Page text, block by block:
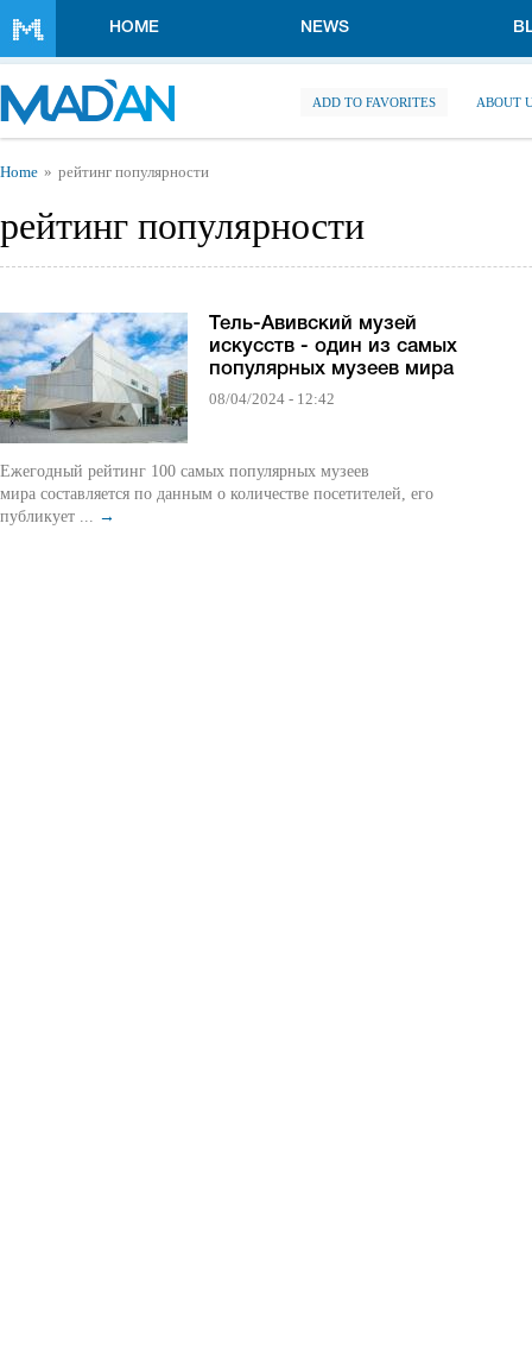
HOME NEWS
ADD TO FAVORITES ABOUT
You are here
Home рейтинг популярности
рейтинг популярности
Тель-Авивский музей
искусств - один из самых
популярных музеев мира
08/04/2024 - 12:42
Ежегодный рейтинг 100 самых популярных музеев
мира составляется по данным о количестве посетителей, его
публикует ... →